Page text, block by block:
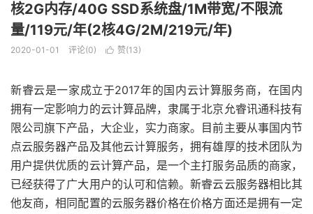
核2G内存/40G SSD系统盘/1M带宽/不限流
量/119元/年(2核4G/2M/219元/年)
2020-01-01 评论(0)  赞(13)
新睿云是一家成立于2017年的国内云计算服务商，在国内
拥有一定影响力的云计算品牌，隶属于北京允睿讯通科技有
限公司旗下产品，大企业，实力商家。目前主要从事国内节
点云服务器产品及其他云计算服务，拥有雄厚的技术团队为
用户提供优质的云计算产品，是一个主打服务品质的商家，
已经获得了广大用户的认可和信赖。新睿云云服务器相比其
他友商，相同配置的云服务器价格在价格方面还是拥有一定